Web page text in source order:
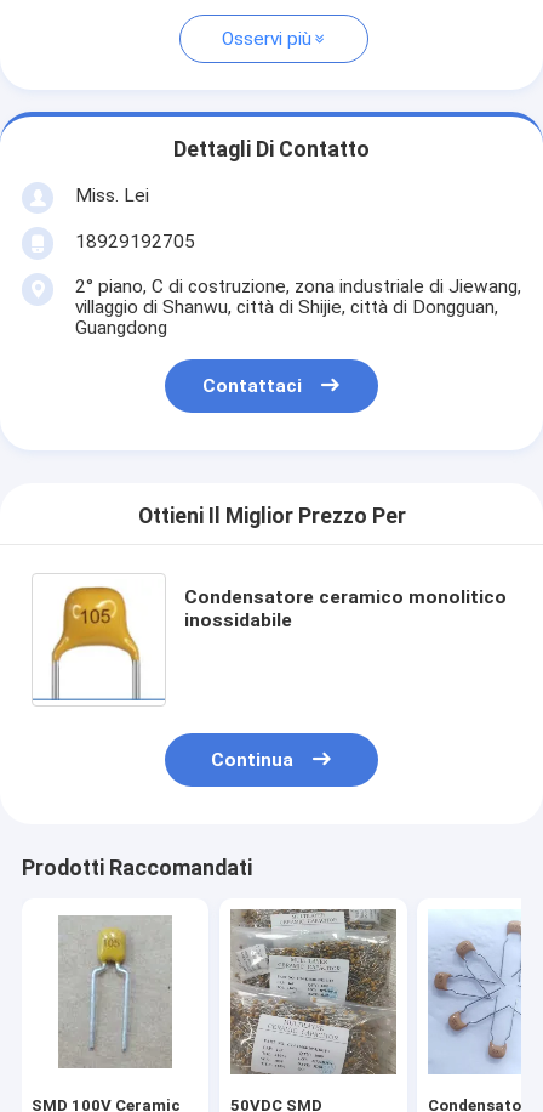
Osservi più
Dettagli Di Contatto
Miss. Lei
18929192705
2° piano, C di costruzione, zona industriale di Jiewang,
villaggio di Shanwu, città di Shijie, città di Dongguan,
Guangdong
Contattaci
Ottieni Il Miglior Prezzo Per
Condensatore ceramico monolitico
inossidabile
Continua
Prodotti Raccomandati
SMD 100V Ceramic 50VDC SMD Condensatore